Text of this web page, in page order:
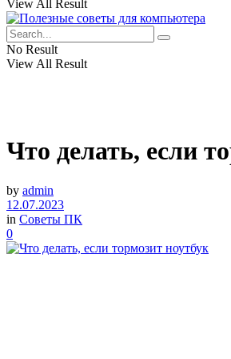
View All Result
No Result
View All Result
Что делать, если
by admin
12.07.2023
in Советы ПК
0